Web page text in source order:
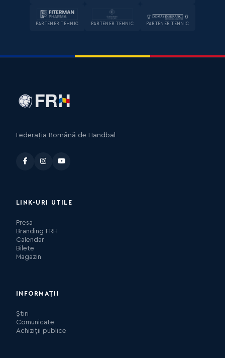
PARTENER TEHNIC PARTENER TEHNIC PARTENER TEHNIC
Federația Română de Handbal
LINK-URI UTILE
Presa
Branding FRH
Calendar
Bilete
Magazin
INFORMAȚII
Știri
Comunicate
Achiziții publice